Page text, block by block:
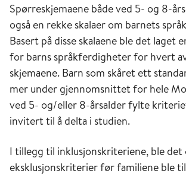
Spørreskjemaene både ved 5- og 8-
også en rekke skalaer om barnets
Basert på disse skalaene ble det laget
for barns språkferdigheter for hvert
skjemaene. Barn som skåret ett
mer under gjennomsnittet for hele
ved 5- og/eller 8-årsalder fylte
invitert til å delta i studien.
I tillegg til inklusjonskriteriene, ble det
eksklusjonskriterier før familiene ble